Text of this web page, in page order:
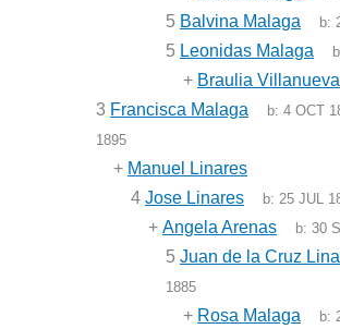
5 Balvina Malaga b:
5 Leonidas Malaga
+ Braulia Villanueva
3 Francisca Malaga b:4 OCT
1895
+ Manuel Linares
4 Jose Linares b:25 JUL
+ Angela Arenas b:30
5 Juan de la Cruz
1885
+ Rosa Malaga b: